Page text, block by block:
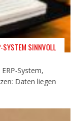
SYSTEM SINNVOLL
System,
Daten liegen